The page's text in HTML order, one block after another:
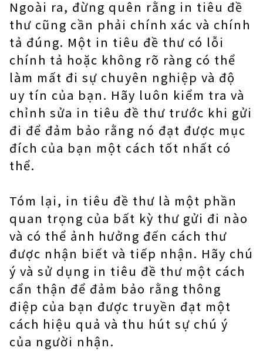
Ngoài ra, đừng quên rằng in tiêu đề
thư cũng cần phải chính xác và chính
tả đúng. Một in tiêu đề thư có lỗi
chính tả hoặc không rõ ràng có thể
làm mất đi sự chuyên nghiệp và độ
uy tín của bạn. Hãy luôn kiểm tra và
chỉnh sửa in tiêu đề thư trước khi gửi
đi để đảm bảo rằng nó đạt được mục
đích của bạn một cách tốt nhất có
thể.
Tóm lại, in tiêu đề thư là một phần
quan trọng của bất kỳ thư gửi đi nào
và có thể ảnh hưởng đến cách thư
được nhận biết và tiếp nhận. Hãy chú
ý và sử dụng in tiêu đề thư một cách
cẩn thận để đảm bảo rằng thông
điệp của bạn được truyền đạt một
cách hiệu quả và thu hút sự chú ý
của người nhận.